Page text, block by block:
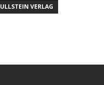
ULLSTEIN VERLAG